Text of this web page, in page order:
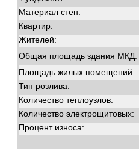
Материал стен:
Квартир:
Жителей:
Общая площадь здания МКД:
Площадь жилых помещений:
Тип розлива:
Количество теплоузлов:
Количество электрощитовых:
Процент износа: